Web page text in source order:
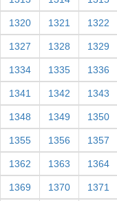
1320 1321 1322
1327 1328 1329
1334 1335 1336
1341 1342 1343
1348 1349 1350
1355 1356 1357
1362 1363 1364
1369 1370 1371